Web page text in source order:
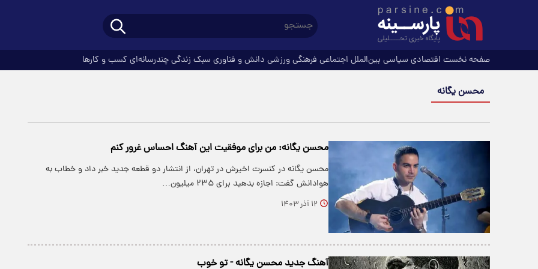
صفحه نخست اقتصادی سیاسی بین‌الملل اجتماعی فرهنگیورزشی دانش و فناوری سبک زندگیچندرسانه‌ای کسب و کارها
محسن یگانه
محسن یگانه: من برای موفقیت این آهنگ احساس غرور کنم
محسن یگانه در کنسرت اخیرش در تهران، از انتشار دو قطعه جدید خبر داد و خطاب به
هوادانش گفت: اجازه بدهید برای ۲۳۵ میلیون…
۱۲ آذر ۱۴۰۳
آهنگ جدید محسن یگانه - تو خوب